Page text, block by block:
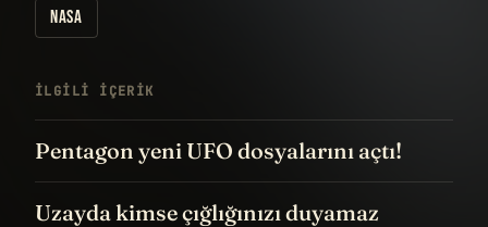
NASA
İLGILI IÇERIK
Pentagon yeni UFO dosyalarını açtı!
Uzayda kimse çığlığınızı duyamaz